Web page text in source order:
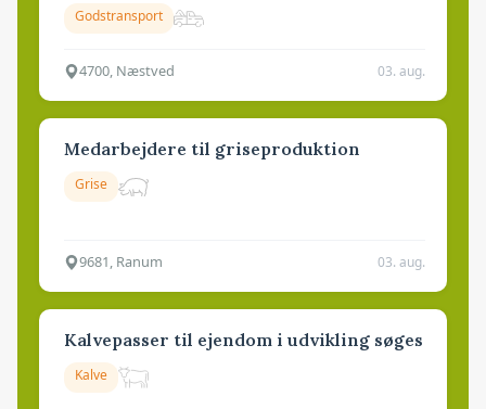
Godstransport
4700, Næstved 03. aug.
Medarbejdere til griseproduktion
Grise
9681, Ranum 03. aug.
Kalvepasser til ejendom i udvikling søges
Kalve